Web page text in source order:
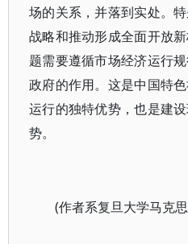
场的关系，并落到实处。
战略和推动形成全面开放
题需要遵循市场经济运行
政府的作用。这是中国特
运行的独特优势，也是建
势。
(作者系复旦大学马克